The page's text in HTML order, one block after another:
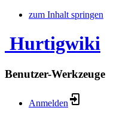
zum Inhalt springen
Hurtigwiki
Benutzer-Werkzeuge
Anmelden